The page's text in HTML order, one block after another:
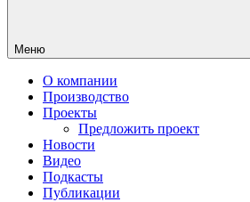
Меню
О компании
Производство
Проекты
Предложить проект
Новости
Видео
Подкасты
Публикации